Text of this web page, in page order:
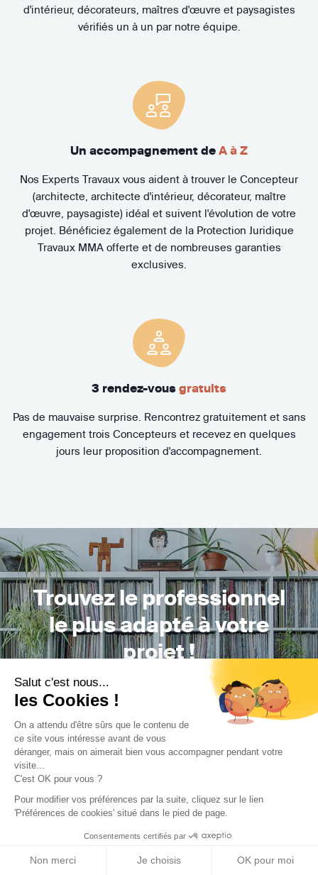
Salut c'est nous...
les Cookies !
On a attendu d'être sûrs que le contenu de
ce site vous intéresse avant de vous
déranger, mais on aimerait bien vous accompagner pendant votre
visite...
C'est OK pour vous ?
Pour modifier vos préférences par la suite, cliquez sur le lien
'Préférences de cookies' situé dans le pied de page.
Consentements certifiés par
Non merci Je choisis OK pour moi
d'intérieur, décorateurs, maîtres d'œuvre et paysagistes
vérifiés un à un par notre équipe.
Un accompagnement de A à Z
Nos Experts Travaux vous aident à trouver le Concepteur
(architecte, architecte d'intérieur, décorateur, maître
d'œuvre, paysagiste) idéal et suivent l'évolution de votre
projet. Bénéficiez également de la Protection Juridique
Travaux MMA offerte et de nombreuses garanties
exclusives.
3 rendez-vous gratuits
Pas de mauvaise surprise. Rencontrez gratuitement et sans
engagement trois Concepteurs et recevez en quelques
jours leur proposition d'accompagnement.
Trouvez le professionnel
le plus adapté à votre
projet !
Trouver mon Concepteur
Trouver une réalisation/Rénovation /Terrain à construire